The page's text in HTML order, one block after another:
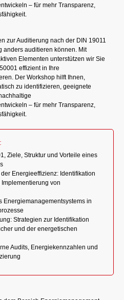
– für mehr Transparenz,
zur Auditierung nach der DIN 19011
anders auditieren können. Mit
Elementen unterstützen wir Sie
effizient in Ihre
Der Workshop hilft Ihnen,
zu identifizieren, geeignete
– für mehr Transparenz,
Ziele, Struktur und Vorteile eines
Energieeffizienz: Identifikation
von
Energiemanagementsystems in
Strategien zur Identifikation
und der energetischen
Audits, Energiekennzahlen und